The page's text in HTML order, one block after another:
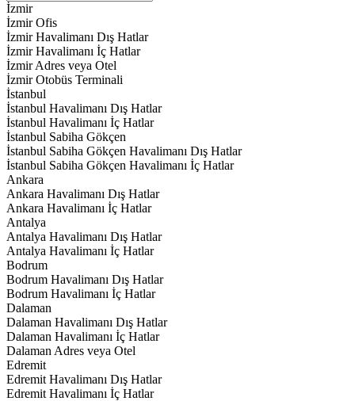
İzmir
İzmir Ofis
İzmir Havalimanı Dış Hatlar
İzmir Havalimanı İç Hatlar
İzmir Adres veya Otel
İzmir Otobüs Terminali
İstanbul
İstanbul Havalimanı Dış Hatlar
İstanbul Havalimanı İç Hatlar
İstanbul Sabiha Gökçen
İstanbul Sabiha Gökçen Havalimanı Dış Hatlar
İstanbul Sabiha Gökçen Havalimanı İç Hatlar
Ankara
Ankara Havalimanı Dış Hatlar
Ankara Havalimanı İç Hatlar
Antalya
Antalya Havalimanı Dış Hatlar
Antalya Havalimanı İç Hatlar
Bodrum
Bodrum Havalimanı Dış Hatlar
Bodrum Havalimanı İç Hatlar
Dalaman
Dalaman Havalimanı Dış Hatlar
Dalaman Havalimanı İç Hatlar
Dalaman Adres veya Otel
Edremit
Edremit Havalimanı Dış Hatlar
Edremit Havalimanı İç Hatlar